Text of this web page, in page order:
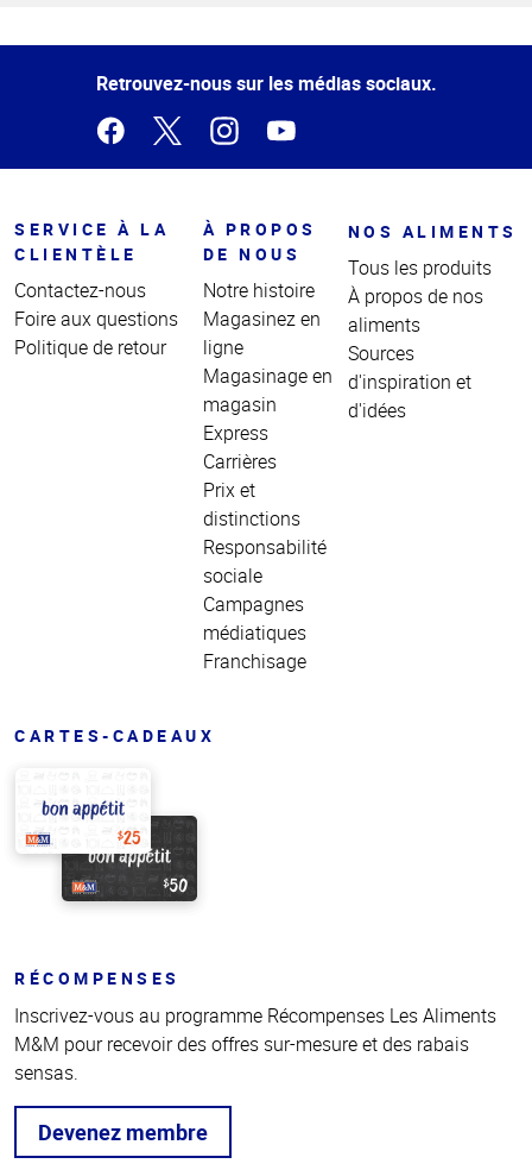
de la
Retrouvez-nous sur les médias sociaux.
SERVICE À LA
CLIENTÈLE
Contactez-nous
Foire aux questions
Politique de retour
À PROPOS
DE NOUS
Notre histoire
Magasinez en
ligne
Magasinage en
magasin
Express
Carrières
Prix et
distinctions
Responsabilité
sociale
Campagnes
médiatiques
Franchisage
NOS ALIMENTS
Tous les produits
À propos de nos
aliments
Sources
d'inspiration et
d'idées
CARTES-CADEAUX
RÉCOMPENSES
Inscrivez-vous au programme Récompenses Les Aliments
M&M pour recevoir des offres sur-mesure et des rabais
sensas.
Devenez membre